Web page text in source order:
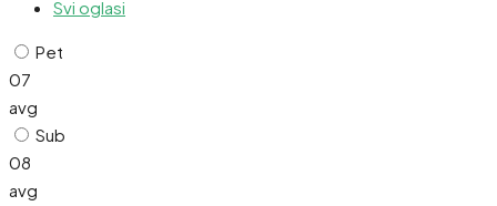
Svi oglasi
Pet
07
avg
Sub
08
avg